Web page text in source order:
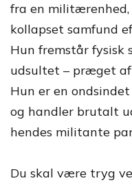
fra en
kollapset samfund
Hun fremstår fysisk
udsultet – præget
Hun er en
og handler brutalt
hendes militante
Du skal være tryg